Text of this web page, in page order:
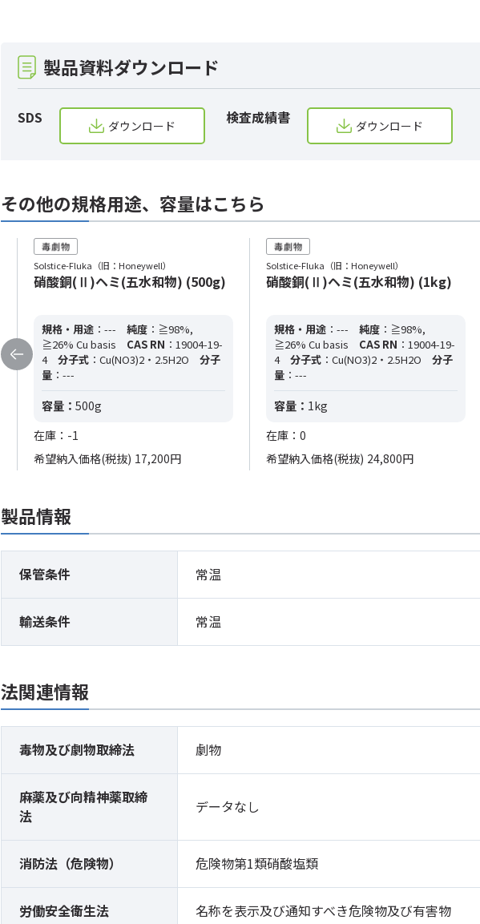
製品資料ダウンロード
SDS ダウンロード 検査成績書 ダウンロード
その他の規格用途、容量はこちら
Solstice-Fluka（旧：Honeywell）
硝酸銅(Ⅱ)ヘミ(五水和物) (500g)
規格・用途 ：--- 純度 ：≧98%,
≧26% Cu basis
CAS RN ：19004-19-
4
分子式 ：Cu(NO3)2・2.5H2O
分子
量 ：---
容量： 500g
在庫：-1
希望納入価格(税抜) 17,200円
Solstice-Fluka（旧：Honeywell）
硝酸銅(Ⅱ)ヘミ(五水和物) (1kg)
規格・用途 ：--- 純度 ：≧98%,
≧26% Cu basis
CAS RN ：19004-19-
4
分子式 ：Cu(NO3)2・2.5H2O
分子
量 ：---
容量： 1kg
在庫：0
希望納入価格(税抜) 24,800円
製品情報
保管条件 常温
輸送条件 常温
法関連情報
毒物及び劇物取締法 劇物
麻薬及び向精神薬取締
法
データなし
消防法（危険物） 危険物第1類硝酸塩類
労働安全衛生法 名称を表示及び通知すべき危険物及び有害物